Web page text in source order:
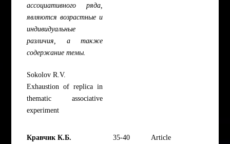
ассоциативного ряда,
являются возрастные и
индивидуальные
различия, а также
содержание темы.
Sokolov R.V.
Exhaustion of replica in
thematic associative
experiment
Кравчик К.Б.
35-40
Article